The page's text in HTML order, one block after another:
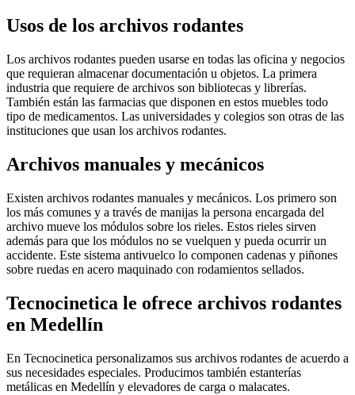
Usos de los archivos rodantes
Los archivos rodantes pueden usarse en todas las oficina y negocios
que requieran almacenar documentación u objetos. La primera
industria que requiere de archivos son bibliotecas y librerías.
También están las farmacias que disponen en estos muebles todo
tipo de medicamentos. Las universidades y colegios son otras de las
instituciones que usan los archivos rodantes.
Archivos manuales y mecánicos
Existen archivos rodantes manuales y mecánicos. Los primero son
los más comunes y a través de manijas la persona encargada del
archivo mueve los módulos sobre los rieles. Estos rieles sirven
además para que los módulos no se vuelquen y pueda ocurrir un
accidente. Este sistema antivuelco lo componen cadenas y piñones
sobre ruedas en acero maquinado con rodamientos sellados.
Tecnocinetica le ofrece archivos rodantes
en Medellín
En Tecnocinetica personalizamos sus archivos rodantes de acuerdo a
sus necesidades especiales. Producimos también estanterías
metálicas en Medellín y elevadores de carga o malacates.